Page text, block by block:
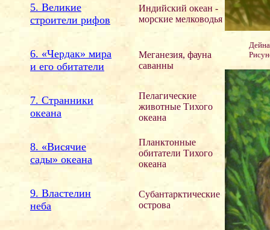
5. Великие
строители рифов
Индийский океан -
морские мелководья
6. «Чердак» мира
и его обитатели
Меганезия, фауна
саванны
7. Странники
океана
Пелагические
животные Тихого
океана
8. «Висячие
сады» океана
Планктонные
обитатели Тихого
океана
9. Властелин
неба
Субантарктические
острова